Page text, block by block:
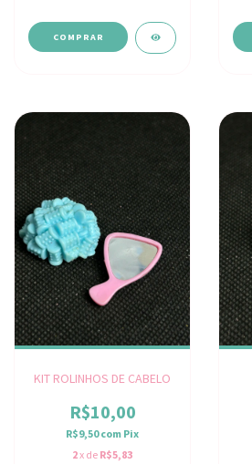
KIT ROLINHOS DE CABELO
R$10,00
R$9,50com Pix
2x de R$5,83